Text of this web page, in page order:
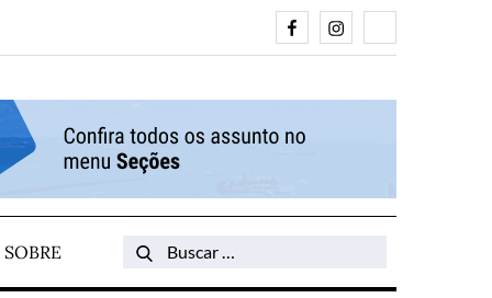
FacebookInstagram
SOBRE
Search
Search